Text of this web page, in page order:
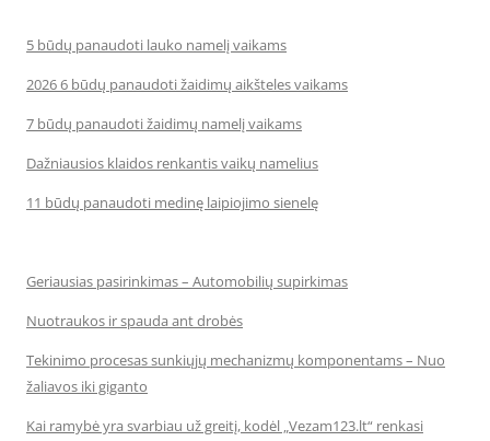
5 būdų panaudoti lauko namelį vaikams
2026 6 būdų panaudoti žaidimų aikšteles vaikams
7 būdų panaudoti žaidimų namelį vaikams
Dažniausios klaidos renkantis vaikų namelius
11 būdų panaudoti medinę laipiojimo sienelę
Geriausias pasirinkimas – Automobilių supirkimas
Nuotraukos ir spauda ant drobės
Tekinimo procesas sunkiųjų mechanizmų komponentams – Nuo
žaliavos iki giganto
Kai ramybė yra svarbiau už greitį, kodėl „Vezam123.lt“ renkasi